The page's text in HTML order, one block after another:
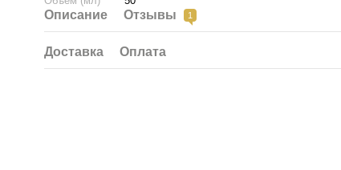
Описание Отзывы 1
Доставка Оплата